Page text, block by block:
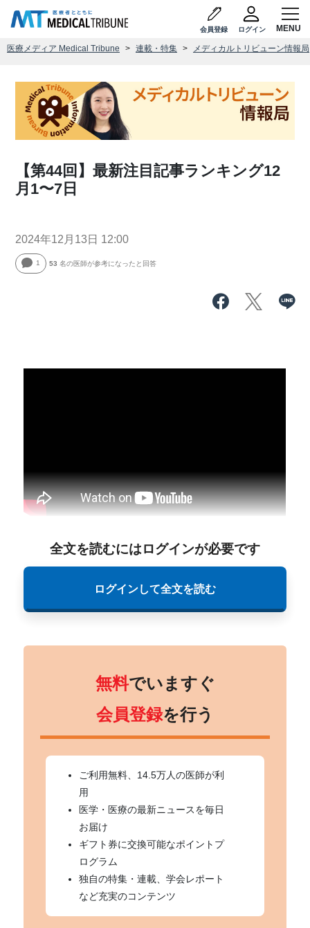
会員登録 ログイン
医療メディア Medical Tribune 連載・特集 メディカルトリビューン情報局
【第44回】最新注目記事ランキング12
月1〜7日
2024年12月13日 12:00
1 53 名の医師が参考になったと回答
全文を読むにはログインが必要です
ログインして全文を読む
無料でいますぐ
会員登録を行う
ご利用無料、14.5万人の医師が利
用
医学・医療の最新ニュースを毎日
お届け
ギフト券に交換可能なポイントプ
ログラム
独自の特集・連載、学会レポート
など充実のコンテンツ